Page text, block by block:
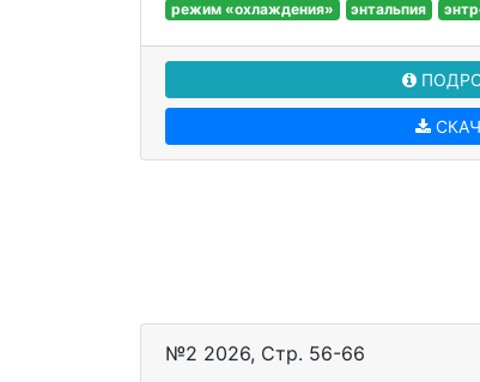
режим «охлаждения»
энтальпия
№2 2026, Стр. 56-66